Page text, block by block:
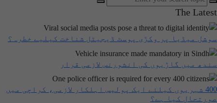
The Latest
سوشل میڈیا پر وکڑی پوسٹ ڈیجیٹل شناخت کیلیے خطرہ؟
سندھ میں گاڑیوں کی انشورنس لازمی قرار
400 شہریوں کیلئے ایک پولیس اہلکار لازمی، کراچی میں
صورتحال کیا ہے؟